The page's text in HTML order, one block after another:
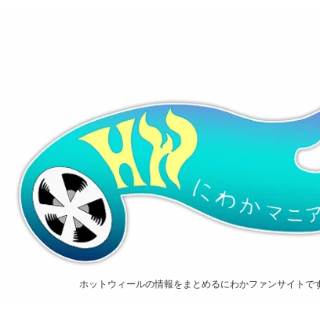
ホットウィールの情報をまとめるにわかファンサイトで